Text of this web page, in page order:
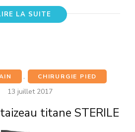
LA SUITE
, CHIRURGIE PIED
13 juillet 2017
titane STERILE